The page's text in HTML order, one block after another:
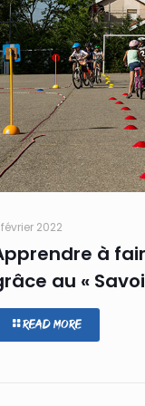
2022
à
au «
Read more